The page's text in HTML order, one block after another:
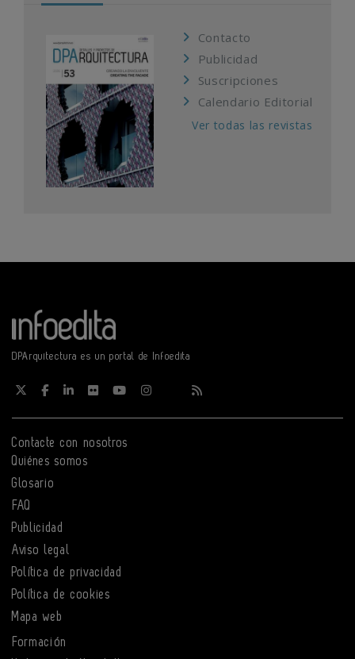
Contacto
Publicidad
Suscripciones
Calendario Editorial
Ver todas las revistas
DPArquitectura es un portal de Infoedita
Contacte con nosotros
Quiénes somos
Glosario
FAQ
Publicidad
Aviso legal
Política de privacidad
Política de cookies
Mapa web
Formación